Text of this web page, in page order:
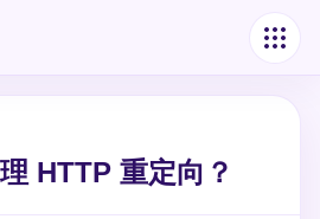
HTTP 重定向？